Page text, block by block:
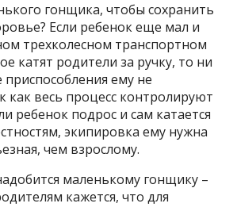
гонщика, чтобы сохранить
Если ребенок еще мал и
трехколесном транспортном
катят родители за ручку, то ни
ему не
как весь процесс контролируют
ребенок подрос и сам катается
экипировка ему нужна
чем взрослому.
маленькому гонщику –
кажется, что для